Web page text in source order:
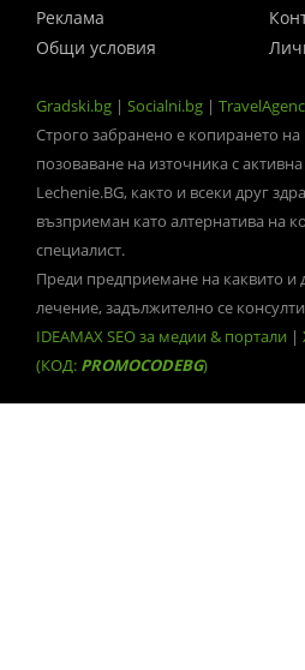
Реклама
Общи условия
Gradski.bg | Socialni.bg |
Строго забранено е копирането
позоваване на източника с
Lechenie.BG, както и всеки друг
възприеман като алтернатива на
специалист.
Преди предприемане на каквито и
лечение, задължително се
IDEAMAX SEO за медии & портали |
(КОД: PROMOCODEBG)